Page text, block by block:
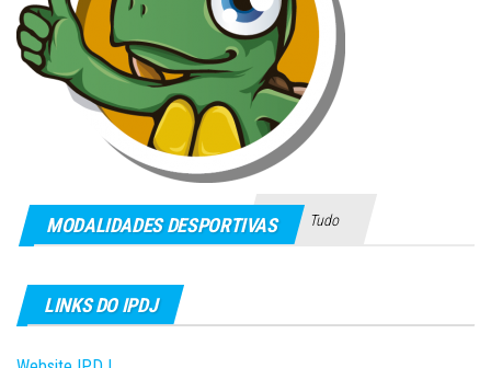
MODALIDADES DESPORTIVAS Tudo
LINKS DO IPDJ